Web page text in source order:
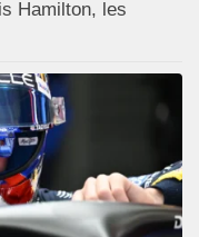
Hamilton, les